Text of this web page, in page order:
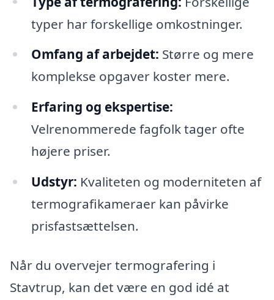
typer har forskellige omkostninger.
Omfang af arbejdet: Større og mere
komplekse opgaver koster mere.
Erfaring og ekspertise:
Velrenommerede fagfolk tager ofte
højere priser.
Udstyr: Kvaliteten og moderniteten af
termografikameraer kan påvirke
prisfastsættelsen.
Når du overvejer termografering i
Stavtrup, kan det være en god idé at